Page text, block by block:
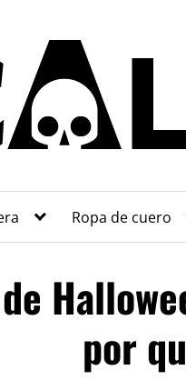
Ropa de cuero
por